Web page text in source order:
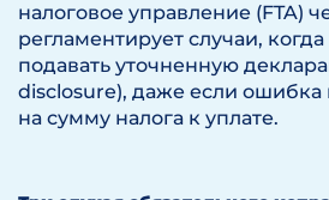
налоговое управление (FTA)
регламентирует случаи,
подавать уточненную
disclosure), даже если ошибка
на сумму налога к уплате.